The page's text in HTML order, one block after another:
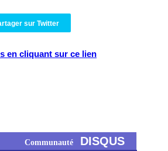
sur Twitter
en cliquant sur ce lien
Communauté DISQUS